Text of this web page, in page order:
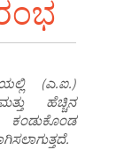
(ಎ.ಐ.)
ಮತ್ತು ಹೆಚ್ಚಿನ